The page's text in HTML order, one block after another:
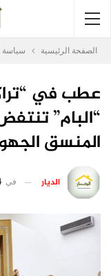
الصفحة الرئيسية سياسة
عطب في
“البام”
المنسق
الديار في